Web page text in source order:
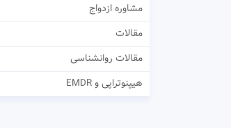
مشاوره ازدواج
مقالات
مقالات روانشناسی
هیپنوتراپی و EMDR